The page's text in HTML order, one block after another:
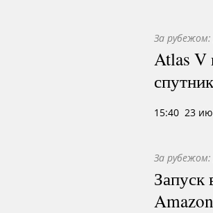
За
Atlas V
15:40 23
За
Запуск